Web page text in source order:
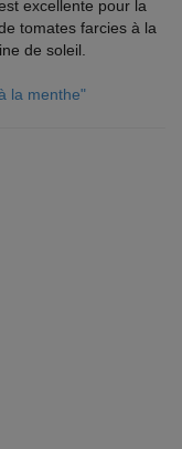
excellente pour la
tomates farcies à la
de soleil.
la menthe"